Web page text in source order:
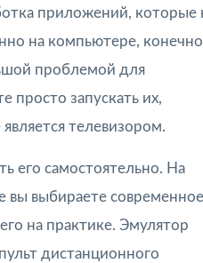
приложений, которые
на компьютере,
проблемой для
просто запускать их,
телевизором.
его самостоятельно. На
вы выбираете современное
на практике. Эмулятор
дистанционного